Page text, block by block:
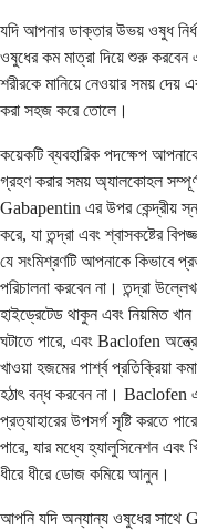
যদি আপনার ডাক্তার উভয় ওষুধ
ওষুধের কম মাত্রা দিয়ে শুরু করবেন
শরীরকে মানিয়ে নেওয়ার সময় দেয়
করা সহজ করে তোলে।
কয়েকটি ব্যবহারিক পদক্ষেপ
গ্রহণ করার সময় অ্যালকোহল
Gabapentin এর উপর কেন্দ্রীয়
করে, যা তন্দ্রা এবং শ্বাসকষ্টের
যে সংমিশ্রণটি আপনাকে কিভাবে
পরিচালনা করবেন না। তন্দ্রা
হাইড্রেটেড থাকুন এবং নিয়মিত
ঘটাতে পারে, এবং Baclofen
খাওয়া হজমের পার্শ্ব
হঠাৎ বন্ধ করবেন না।
প্রত্যাহারের উপসর্গ সৃষ্টি করতে
পারে, যার মধ্যে হ্যালুসিনেশন এবং
ধীরে ধীরে ডোজ কমিয়ে আনুন।
আপনি যদি অন্যান্য ওষুধের সাথে